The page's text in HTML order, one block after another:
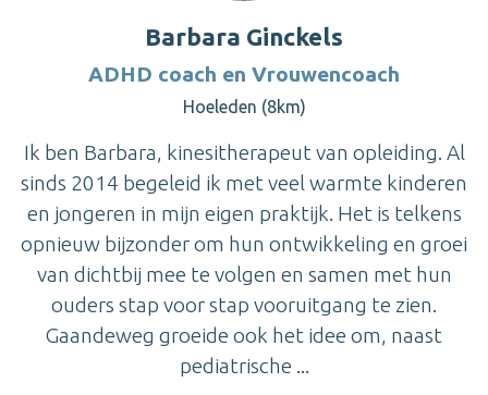
Barbara Ginckels
ADHD coach en Vrouwencoach
Hoeleden (8km)
Ik ben Barbara, kinesitherapeut van opleiding. Al
sinds 2014 begeleid ik met veel warmte kinderen
en jongeren in mijn eigen praktijk. Het is telkens
opnieuw bijzonder om hun ontwikkeling en groei
van dichtbij mee te volgen en samen met hun
ouders stap voor stap vooruitgang te zien.
Gaandeweg groeide ook het idee om, naast
pediatrische ...